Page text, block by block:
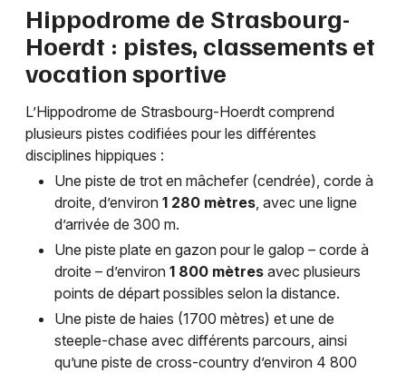
67 - Bas-Rhin
Mon email
Je m'abonne
Hippodrome de Strasbourg-
Hoerdt : pistes, classements et
vocation sportive
L’Hippodrome de Strasbourg-Hoerdt comprend
plusieurs pistes codifiées pour les différentes
disciplines hippiques :
Une piste de trot en mâchefer (cendrée), corde à
droite, d’environ 1 280 mètres , avec une ligne
d’arrivée de 300 m.
Une piste plate en gazon pour le galop – corde à
droite – d’environ 1 800 mètres avec plusieurs
points de départ possibles selon la distance.
Une piste de haies (1700 mètres) et une de
steeple-chase avec différents parcours, ainsi
qu’une piste de cross-country d’environ 4 800